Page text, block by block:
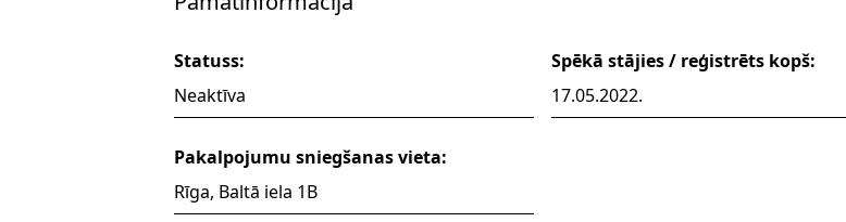
Statuss:
Neaktīva
Spēkā stājies / reģistrēts kopš:
17.05.2022.
Pakalpojumu sniegšanas vieta:
Rīga, Baltā iela 1B